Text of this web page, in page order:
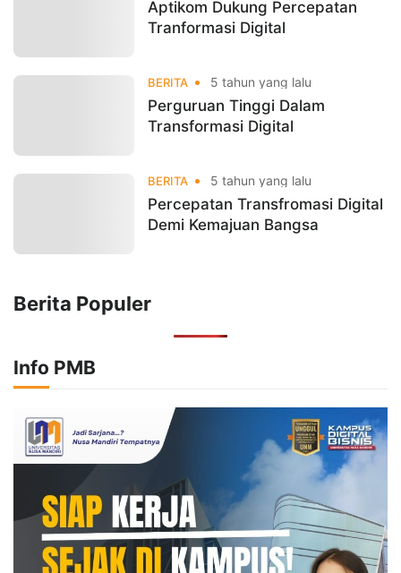
Aptikom Dukung Percepatan
Tranformasi Digital
BERITA 5 tahun yang lalu
Perguruan Tinggi Dalam
Transformasi Digital
BERITA 5 tahun yang lalu
Percepatan Transfromasi Digital
Demi Kemajuan Bangsa
Berita Populer
Info PMB